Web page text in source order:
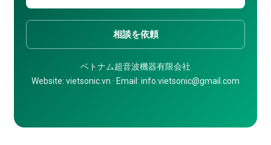
相談を依頼
ベトナム超音波機器有限会社
Website: vietsonic.vn · Email: info.vietsonic@gmail.com